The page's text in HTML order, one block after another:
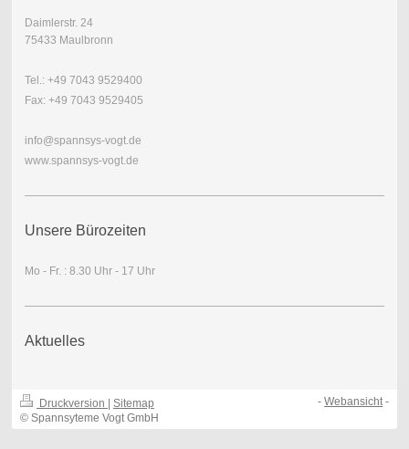
Daimlerstr. 24
75433 Maulbronn
Tel.: +49 7043 9529400
Fax: +49 7043 9529405
info@spannsys-vogt.de
www.spannsys-vogt.de
Unsere Bürozeiten
Mo - Fr. : 8.30 Uhr - 17 Uhr
Aktuelles
Druckversion | Sitemap
© Spannsyteme Vogt GmbH
-Webansicht -